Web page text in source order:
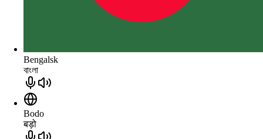
Bengalsk
বাংলা
Bodo
बड़ो